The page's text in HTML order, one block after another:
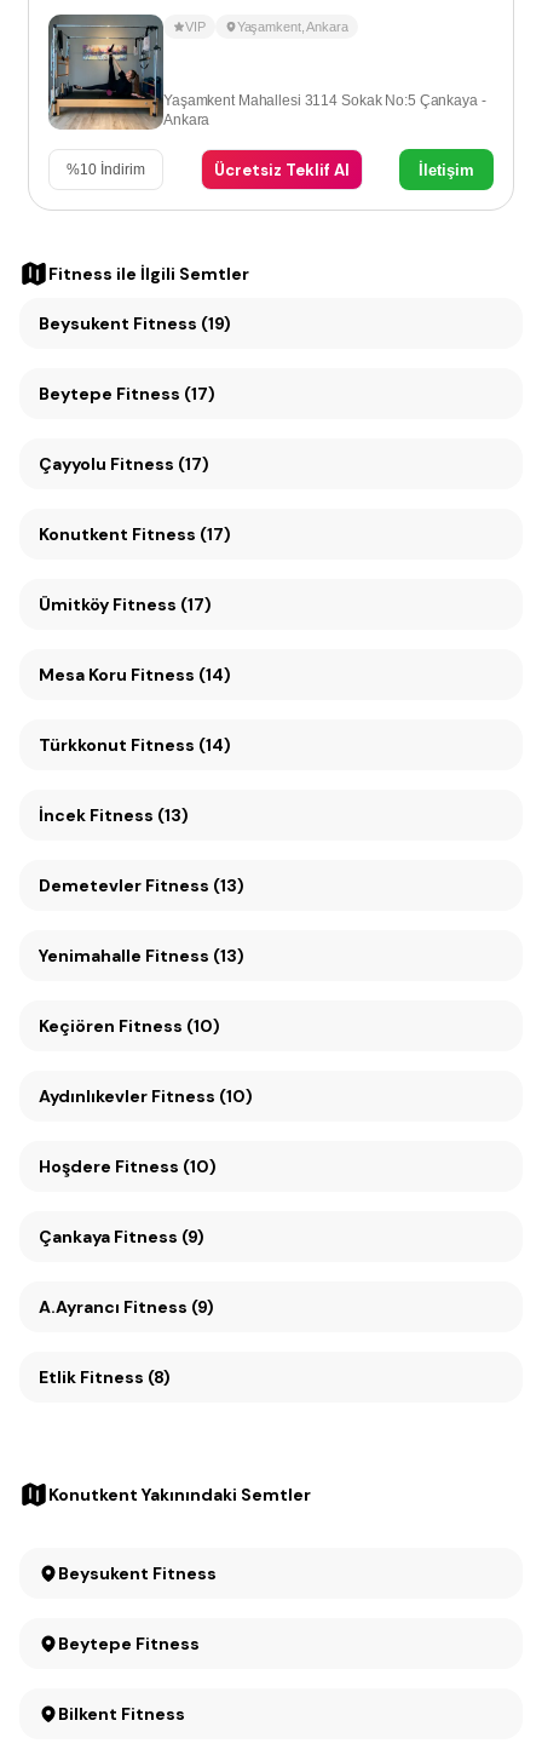
VIP Yaşamkent,Ankara
Yaşamkent Mahallesi 3114 Sokak No:5 Çankaya -
Ankara
%10 İndirim Ücretsiz Teklif Al İletişim
Fitness ile İlgili Semtler
Beysukent Fitness (19)
Beytepe Fitness (17)
Çayyolu Fitness (17)
Konutkent Fitness (17)
Ümitköy Fitness (17)
Mesa Koru Fitness (14)
Türkkonut Fitness (14)
İncek Fitness (13)
Demetevler Fitness (13)
Yenimahalle Fitness (13)
Keçiören Fitness (10)
Aydınlıkevler Fitness (10)
Hoşdere Fitness (10)
Çankaya Fitness (9)
A.Ayrancı Fitness (9)
Etlik Fitness (8)
Konutkent Yakınındaki Semtler
Beysukent Fitness
Beytepe Fitness
Bilkent Fitness